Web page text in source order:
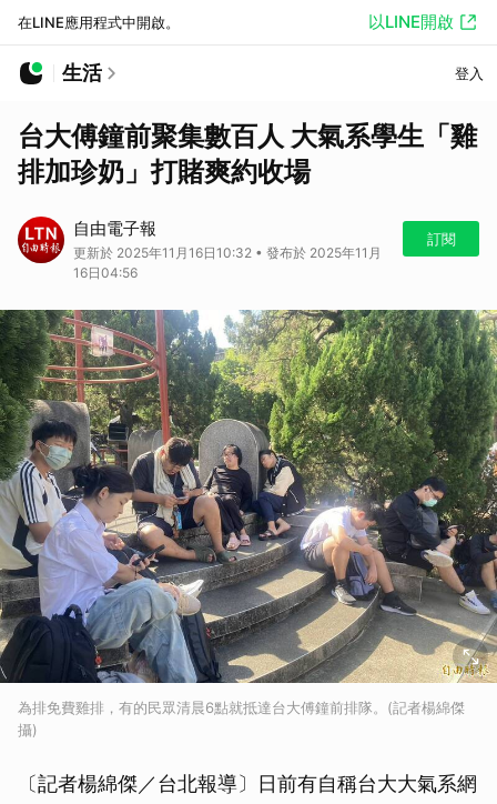
在LINE應用程式中開啟。 以LINE開啟
生活 登入
台大傅鐘前聚集數百人 大氣系學生「雞
排加珍奶」打賭爽約收場
自由電子報
更新於 2025年11月16日10:32 • 發布於 2025年11月
16日04:56
訂閱
為排免費雞排，有的民眾清晨6點就抵達台大傅鐘前排隊。(記者楊綿傑
攝)
〔記者楊綿傑／台北報導〕日前有自稱台大大氣系網